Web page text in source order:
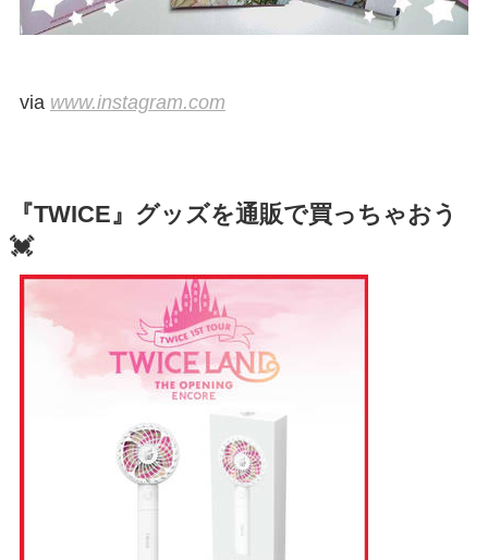
via www.instagram.com
『TWICE』グッズを通販で買っちゃおう
💓